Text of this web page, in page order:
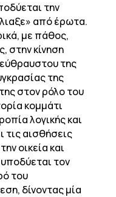
την
από έρωτα.
με πάθος,
στην κίνηση
της
της
στον ρόλο του
κομμάτι
λογικής και
τις αισθήσεις
οικεία και
τον
του
δίνοντας μία